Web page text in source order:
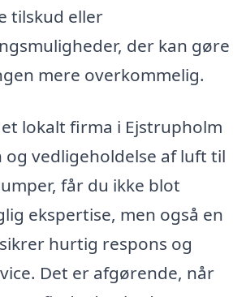
tilskud eller
der kan gøre
mere overkommelig.
lokalt firma i Ejstrupholm
vedligeholdelse af luft til
får du ikke blot
ekspertise, men også en
hurtig respons og
Det er afgørende, når